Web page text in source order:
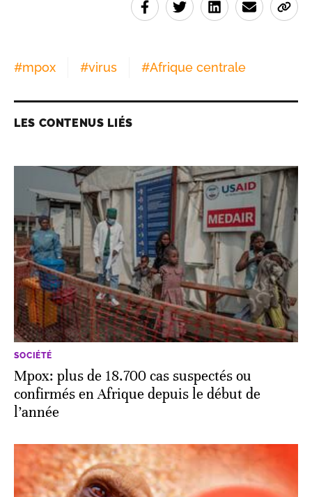
#mpox #virus #Afrique centrale
LES CONTENUS LIÉS
SOCIÉTÉ
Mpox: plus de 18.700 cas suspectés ou
confirmés en Afrique depuis le début de
l’année